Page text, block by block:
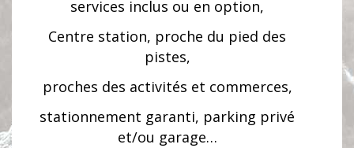
services inclus ou en option,
Centre station, proche du pied des
pistes,
proches des activités et commerces,
stationnement garanti, parking privé
et/ou garage…